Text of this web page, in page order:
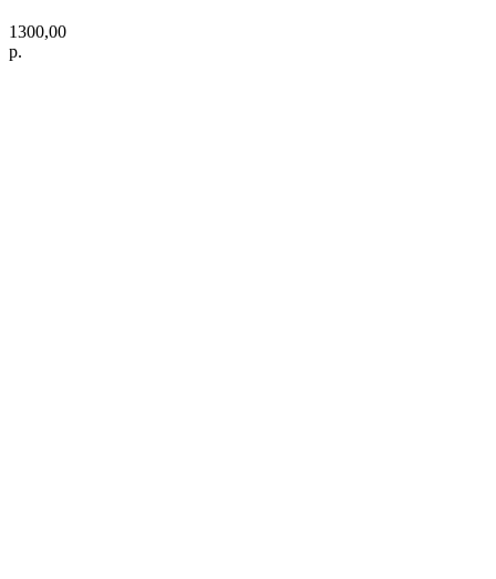
1300,00
р.